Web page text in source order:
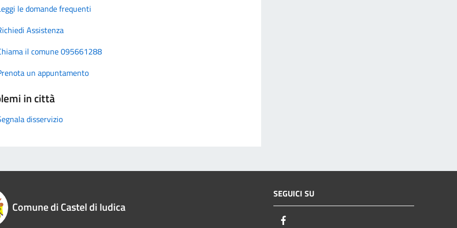
le domande frequenti
Assistenza
il comune 095661288
un appuntamento
in città
disservizio
Comune di Castel di Iudica
SEGUICI SU